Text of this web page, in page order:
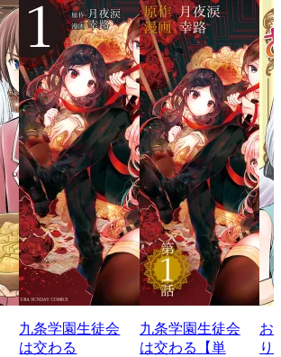
九条学園生徒会
は交わる
九条学園生徒会
は交わる【単
お
り